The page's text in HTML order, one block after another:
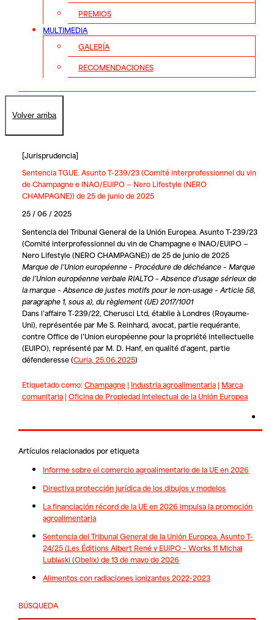
PREMIOS
MULTIMEDIA
GALERÍA
RECOMENDACIONES
Volver arriba
[Jurisprudencia]
Sentencia TGUE. Asunto T-239/23 (Comité interprofessionnel du vin
de Champagne e INAO/EUIPO — Nero Lifestyle (NERO
CHAMPAGNE)) de 25 de junio de 2025
25 / 06 / 2025
Sentencia del Tribunal General de la Unión Europea. Asunto T-239/23
(Comité interprofessionnel du vin de Champagne e INAO/EUIPO —
Nero Lifestyle (NERO CHAMPAGNE)) de 25 de junio de 2025
Marque de l’Union européenne – Procédure de déchéance – Marque
de l’Union européenne verbale RIALTO – Absence d’usage sérieux de
la marque – Absence de justes motifs pour le non‑usage – Article 58,
paragraphe 1, sous a), du règlement (UE) 2017/1001
Dans l’affaire T‑239/22, Cherusci Ltd, établie à Londres (Royaume-
Uni), représentée par Me S. Reinhard, avocat, partie requérante,
contreOffice de l’Union européenne pour la propriété intellectuelle
(EUIPO), représenté par M. D. Hanf, en qualité d’agent, partie
défenderesse(Curia, 25.06.2025)
Etiquetado como:Champagne| Industria agroalimentaria| Marca
comunitaria| Oficina de Propiedad Intelectual de la Unión Europea
Artículos relacionados por etiqueta
Informe sobre el comercio agroalimentario de la UE en 2026
Directiva protección jurídica de los dibujos y modelos
La financiación récord de la UE en 2026 impulsa la promoción
agroalimentaria
Sentencia del Tribunal General de la Unión Europea. Asunto T-
24/25 (Les Éditions Albert René v EUIPO – Works 11 Michał
Lubiński (Obelix) de 13 de mayo de 2026
Alimentos con radiaciones ionizantes 2022-2023
BÚSQUEDA